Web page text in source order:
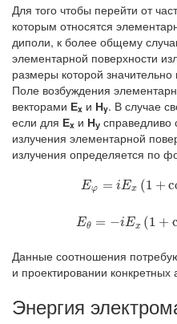
Для того чтобы перейти от
которым относятся
диполи, к более общему
элементарной поверхности
размеры которой
Поле возбуждения
векторами Еx и Нy. В случае
если для Еx и Ну справедливо
излучения элементарной
излучения определяется по
Eφ = iEx (1 +
Eφ=iE x(1 +cos
Eθ = −iEx (1 +
(2.23)Eθ= iEx (1 +
Данные соотношения
и проектировании конкретных
Энергия